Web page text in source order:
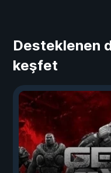
Desteklenen
keşfet